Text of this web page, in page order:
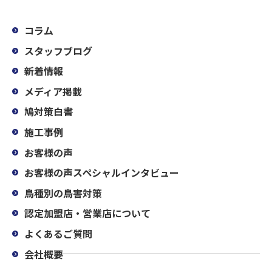
コラム
スタッフブログ
新着情報
メディア掲載
鳩対策白書
施工事例
お客様の声
お客様の声スペシャルインタビュー
鳥種別の鳥害対策
認定加盟店・営業店について
よくあるご質問
会社概要